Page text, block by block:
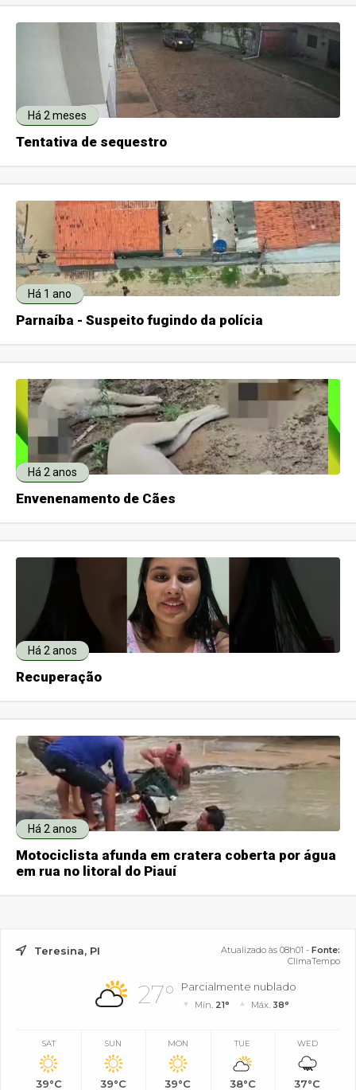
Há 2 meses
Tentativa de sequestro
Há 1 ano
Parnaíba - Suspeito fugindo da polícia
Há 2 anos
Envenenamento de Cães
Há 2 anos
Recuperação
Há 2 anos
Motociclista afunda em cratera coberta por água
em rua no litoral do Piauí
Teresina, PI Atualizado às 08h01 - Fonte:
ClimaTempo
27° Parcialmente nublado
Mín. 21° Máx. 38°
SAT
39°C
SUN
39°C
MON
39°C
TUE
38°C
WED
37°C